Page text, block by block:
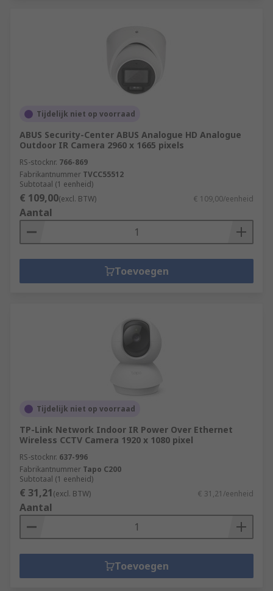
Tijdelijk niet op voorraad
ABUS Security-Center ABUS Analogue HD Analogue
Outdoor IR Camera 2960 x 1665 pixels
RS-stocknr. 766-869
Fabrikantnummer TVCC55512
Subtotaal (1 eenheid)
€ 109,00(excl. BTW) € 109,00/eenheid
Aantal
Toevoegen
Tijdelijk niet op voorraad
TP-Link Network Indoor IR Power Over Ethernet
Wireless CCTV Camera 1920 x 1080 pixel
RS-stocknr. 637-996
Fabrikantnummer Tapo C200
Subtotaal (1 eenheid)
€ 31,21(excl. BTW) € 31,21/eenheid
Aantal
Toevoegen